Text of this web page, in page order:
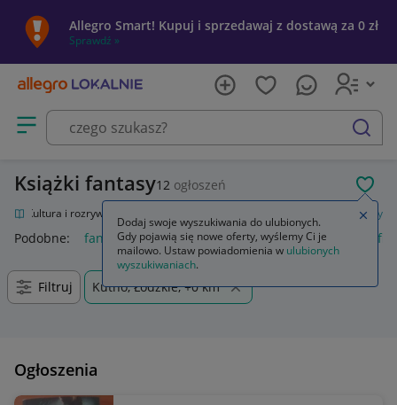
Allegro Smart! Kupuj i sprzedawaj z dostawą za 0 zł
Sprawdź »
Otwórz menu z kategoriami
szukaj
Książki fantasy12 ogłoszeń
Kultura i rozrywka Fantasy
Podobne: fantasy final fantasy final fantasy vii rebirth
Filtruj Kutno, Łódzkie, +0 km
Ogłoszenia
Dodaj swoje wyszukiwania do ulubionych.
Gdy pojawią się nowe oferty, wyślemy Ci je
mailowo. Ustaw powiadomienia w ulubionych
wyszukiwaniach.